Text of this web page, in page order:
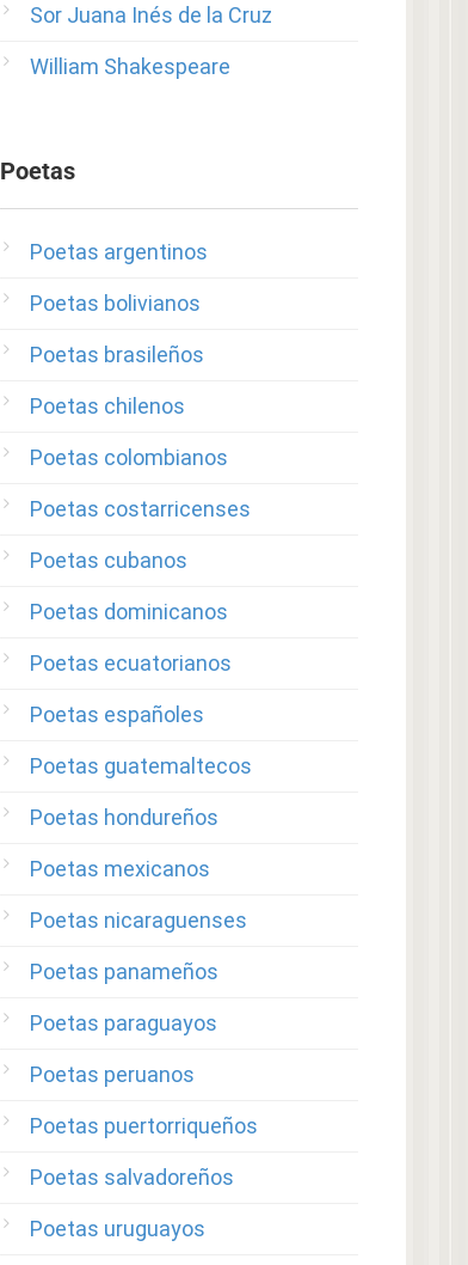
Sor Juana Inés de la Cruz
William Shakespeare
Poetas
Poetas argentinos
Poetas bolivianos
Poetas brasileños
Poetas chilenos
Poetas colombianos
Poetas costarricenses
Poetas cubanos
Poetas dominicanos
Poetas ecuatorianos
Poetas españoles
Poetas guatemaltecos
Poetas hondureños
Poetas mexicanos
Poetas nicaraguenses
Poetas panameños
Poetas paraguayos
Poetas peruanos
Poetas puertorriqueños
Poetas salvadoreños
Poetas uruguayos